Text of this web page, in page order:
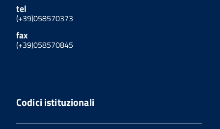
tel
(+39)058570373
fax
(+39)058570845
Codici istituzionali